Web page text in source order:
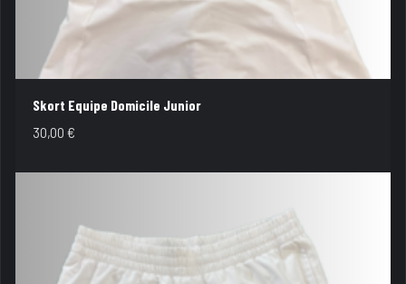
Skort Equipe Domicile Junior
30,00€